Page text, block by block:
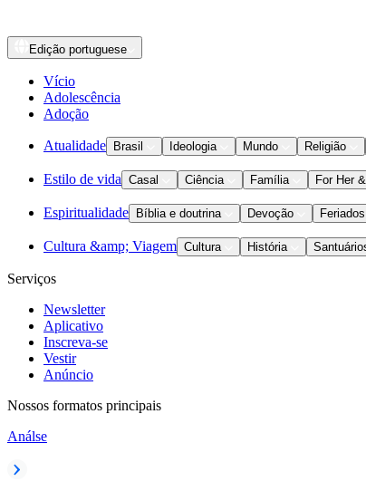
Edição portuguese
Vício
Adolescência
Adoção
Atualidade Brasil Ideologia Mundo Religião
Estilo de vida Casal Ciência Família For Her
Espiritualidade Bíblia e doutrina Devoção
Cultura &amp; Viagem Cultura História
Serviços
Newsletter
Aplicativo
Inscreva-se
Vestir
Anúncio
Nossos formatos principais
Análse